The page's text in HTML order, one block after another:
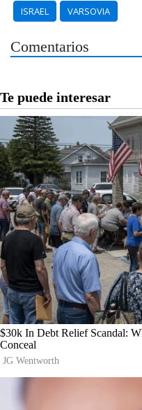
ISRAEL VARSOVIA
Comentarios